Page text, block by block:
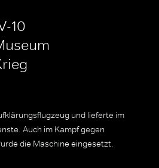
10
und lieferte im
Auch im Kampf gegen
die Maschine eingesetzt.